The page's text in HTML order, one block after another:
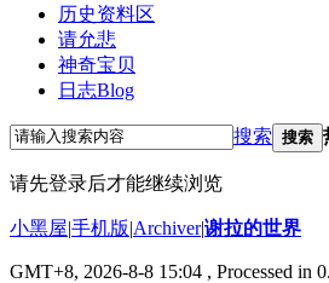
历史资料区
请允悲
神奇宝贝
日志Blog
搜索 搜索
请先登录后才能继续浏览
小黑屋|手机版|Archiver|谢拉的世界
GMT+8, 2026-8-8 15:04 , Processed in